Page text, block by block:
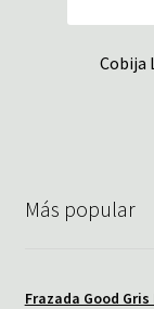
Cobija
Más popular
Frazada Good